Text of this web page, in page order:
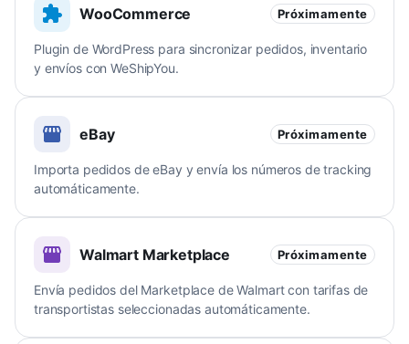
WooCommerce Próximamente
Plugin de WordPress para sincronizar pedidos, inventario
y envíos con WeShipYou.
eBay Próximamente
Importa pedidos de eBay y envía los números de tracking
automáticamente.
Walmart Marketplace Próximamente
Envía pedidos del Marketplace de Walmart con tarifas de
transportistas seleccionadas automáticamente.